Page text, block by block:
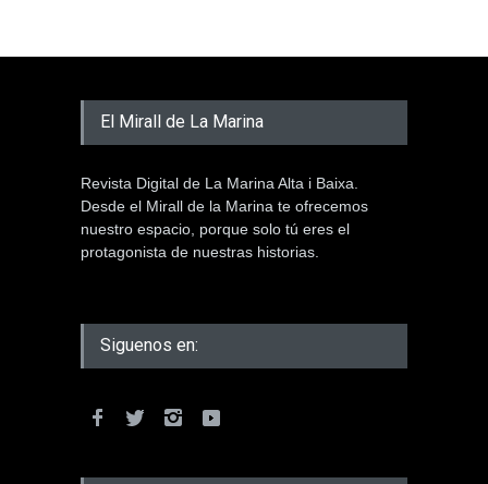
El Mirall de La Marina
Revista Digital de La Marina Alta i Baixa.
Desde el Mirall de la Marina te ofrecemos
nuestro espacio, porque solo tú eres el
protagonista de nuestras historias.
Siguenos en: